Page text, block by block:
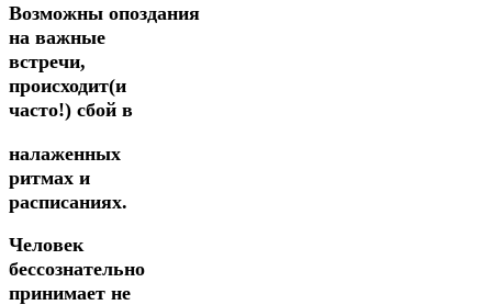
Возможны опоздания
на важные
встречи,
происходит(и
часто!) сбой в
налаженных
ритмах и
расписаниях.
Человек
бессознательно
принимает не